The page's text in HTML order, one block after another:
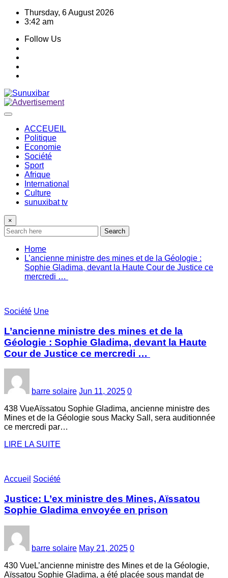
Skip
Thursday, 6 August 2026
3:42 am
Follow Us
ACCEUEIL
Politique
Economie
Société
Sport
Afrique
International
Culture
sunuxibat tv
×
Search
Home
L’ancienne ministre des mines et de la Géologie :
Sophie Gladima, devant la Haute Cour de Justice ce
mercredi …
Société Une
L’ancienne ministre des mines et de la
Géologie : Sophie Gladima, devant la Haute
Cour de Justice ce mercredi …
barre solaire Jun 11, 2025 0
438 VueAïssatou Sophie Gladima, ancienne ministre des
Mines et de la Géologie sous Macky Sall, sera auditionnée
ce mercredi par…
LIRE LA SUITE
Accueil Société
Justice: L’ex ministre des Mines, Aïssatou
Sophie Gladima envoyée en prison
barre solaire May 21, 2025 0
430 VueL’ancienne ministre des Mines et de la Géologie,
Aïssatou Sophie Gladima, a été placée sous mandat de